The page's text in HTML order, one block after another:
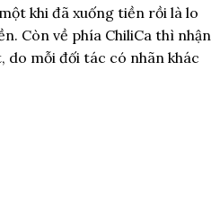
khi đã xuống tiền rồi là lo
Còn về phía ChiliCa thì nhận
do mỗi đối tác có nhãn khác